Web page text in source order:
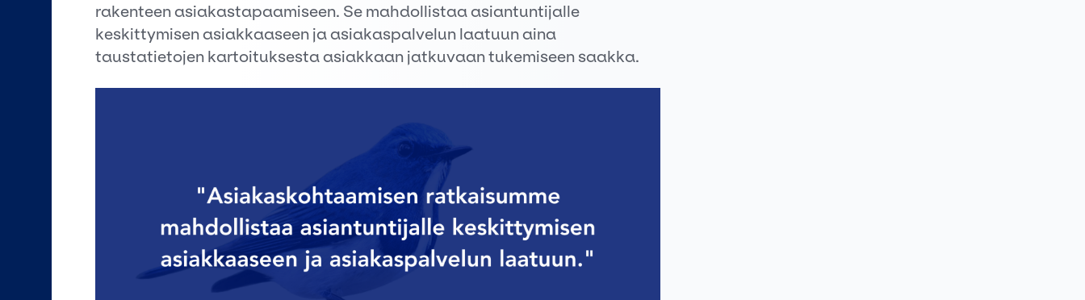
rakenteen asiakastapaamiseen. Se mahdollistaa asiantuntijalle
keskittymisen asiakkaaseen ja asiakaspalvelun laatuun aina
taustatietojen kartoituksesta asiakkaan jatkuvaan tukemiseen saakka.